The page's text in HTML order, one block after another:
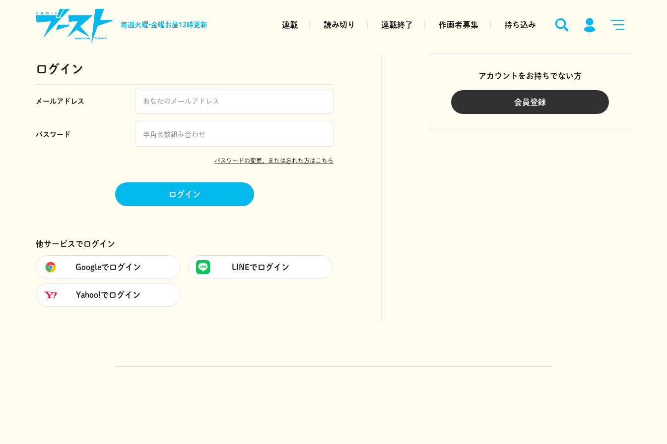
毎週火曜•金曜お昼12時更新 連載 読み切り 連載終了 作画者募集 持ち込み
ログイン
メールアドレス
パスワード
パスワードの変更、または忘れた方はこちら
ログイン
他サービスでログイン
Googleでログイン LINEでログイン
Yahoo!でログイン
アカウントをお持ちでない方
会員登録